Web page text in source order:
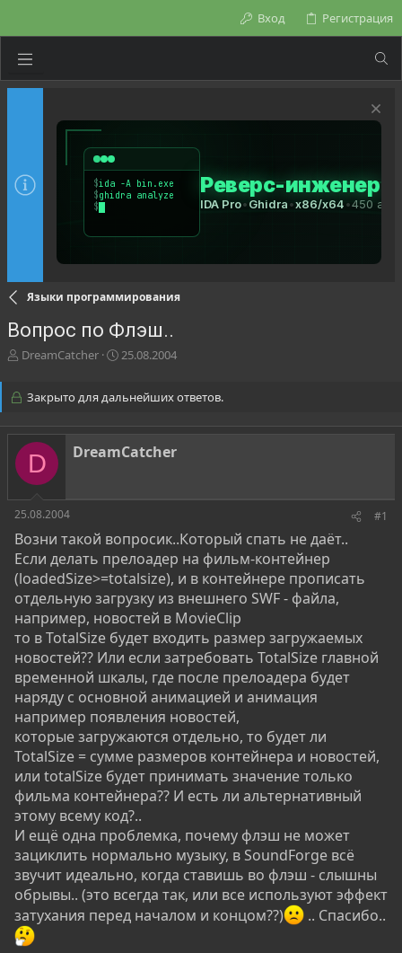
Вход Регистрация
Языки программирования
Вопрос по Флэш..
А
о
т
е
ы
DreamCatcher
Д
а
а
ч
а
25.08.2004
Закрыто для дальнейших ответов.
D DreamCatcher
25.08.2004 #1
Возни такой вопросик..Который спать не даёт..
Если делать прелоадер на фильм-контейнер
(loadedSize>=totalsize), и в контейнере прописать
отдельную загрузку из внешнего SWF - файла,
например, новостей в MovieClip
то в TotalSize будет входить размер загружаемых
новостей?? Или если затребовать TotalSize главной
временной шкалы, где после прелоадера будет
наряду с основной анимацией и анимация
например появления новостей,
которые загружаются отдельно, то будет ли
TotalSize = сумме размеров контейнера и новостей,
или totalSize будет принимать значение только
фильма контейнера?? И есть ли альтернативный
этому всему код?..
И ещё одна проблемка, почему флэш не может
зациклить нормально музыку, в SoundForge всё
звучит идеально, когда ставишь во флэш - слышны
обрывы.. (это всегда так, или все используют эффект
затухания перед началом и концом??)
.. Спасибо..